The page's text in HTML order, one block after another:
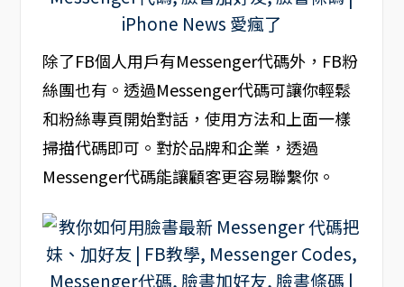
除了FB個人用戶有Messenger代碼外，FB粉
絲團也有。透過Messenger代碼可讓你輕鬆
和粉絲專頁開始對話，使用方法和上面一樣
掃描代碼即可。對於品牌和企業，透過
Messenger代碼能讓顧客更容易聯繫你。